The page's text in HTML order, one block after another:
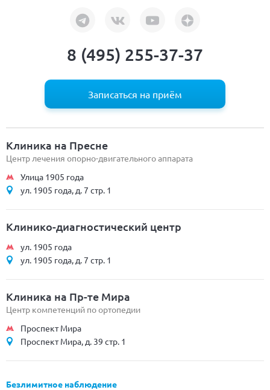
8 (495) 255-37-37
Записаться на приём
Клиника на Пресне
Центр лечения опорно-двигательного аппарата
Улица 1905 года
ул. 1905 года, д. 7 стр. 1
Клинико-диагностический центр
ул. 1905 года
ул. 1905 года, д. 7 стр. 1
Клиника на Пр-те Мира
Центр компетенций по ортопедии
Проспект Мира
Проспект Мира, д. 39 стр. 1
Безлимитное наблюдение